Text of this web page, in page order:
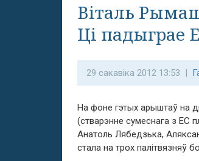
Віталь
Ці падыграе
29 сакавіка 2012 13:53 |
На фоне гэтых арыштаў на
(стварэнне сумеснага з ЕС
Анатоль Лябедзька,
стала на трох палітвязняў